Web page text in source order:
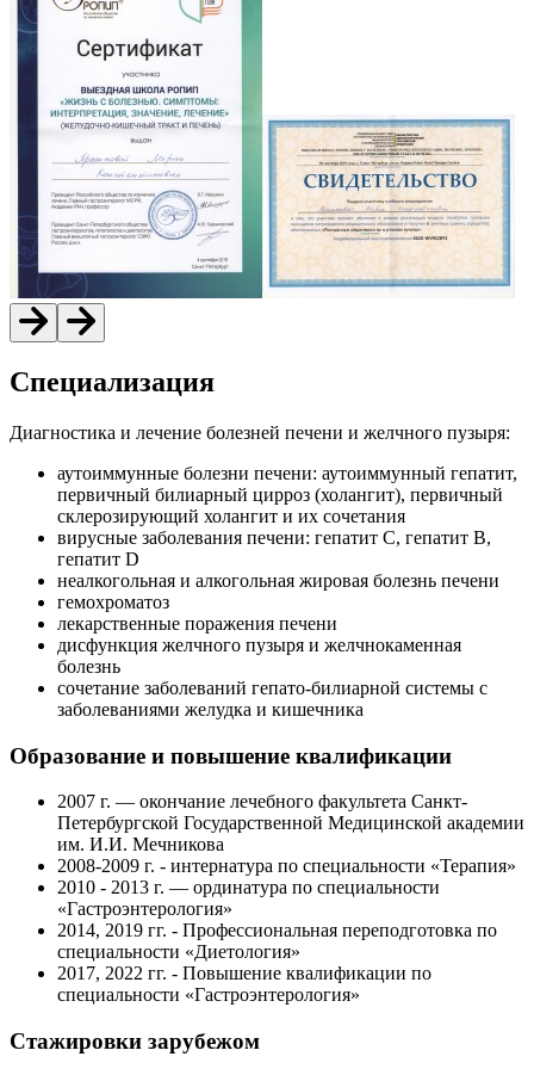
Специализация
Диагностика и лечение болезней печени и желчного пузыря:
аутоиммунные болезни печени: аутоиммунный гепатит,
первичный билиарный цирроз (холангит), первичный
склерозирующий холангит и их сочетания
вирусные заболевания печени: гепатит С, гепатит В,
гепатит D
неалкогольная и алкогольная жировая болезнь печени
гемохроматоз
лекарственные поражения печени
дисфункция желчного пузыря и желчнокаменная
болезнь
сочетание заболеваний гепато-билиарной системы с
заболеваниями желудка и кишечника
Образование и повышение квалификации
2007 г. — окончание лечебного факультета Санкт-
Петербургской Государственной Медицинской академии
им. И.И. Мечникова
2008-2009 г. - интернатура по специальности «Терапия»
2010 - 2013 г. — ординатура по специальности
«Гастроэнтерология»
2014, 2019 гг. - Профессиональная переподготовка по
специальности «Диетология»
2017, 2022 гг. - Повышение квалификации по
специальности «Гастроэнтерология»
Стажировки зарубежом